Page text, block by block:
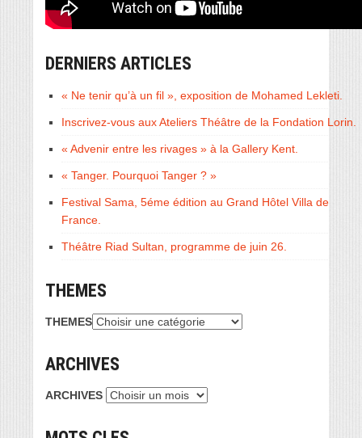
DERNIERS ARTICLES
« Ne tenir qu’à un fil », exposition de Mohamed Lekleti.
Inscrivez-vous aux Ateliers Théâtre de la Fondation Lorin.
« Advenir entre les rivages » à la Gallery Kent.
« Tanger. Pourquoi Tanger ? »
Festival Sama, 5éme édition au Grand Hôtel Villa de
France.
Théâtre Riad Sultan, programme de juin 26.
THEMES
THEMES
ARCHIVES
ARCHIVES